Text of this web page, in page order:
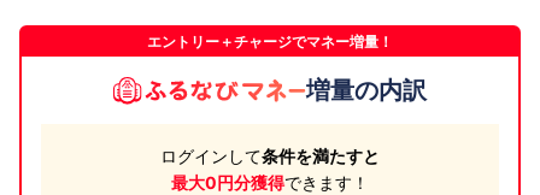
エントリー＋チャージでマネー増量！
増量の内訳
ログインして条件を満たすと
最大0円分獲得できます！